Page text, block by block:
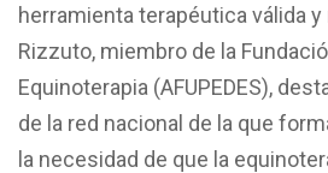
herramienta terapéutica válida
Rizzuto, miembro de la
Equinoterapia (AFUPEDES),
de la red nacional de la que
la necesidad de que la